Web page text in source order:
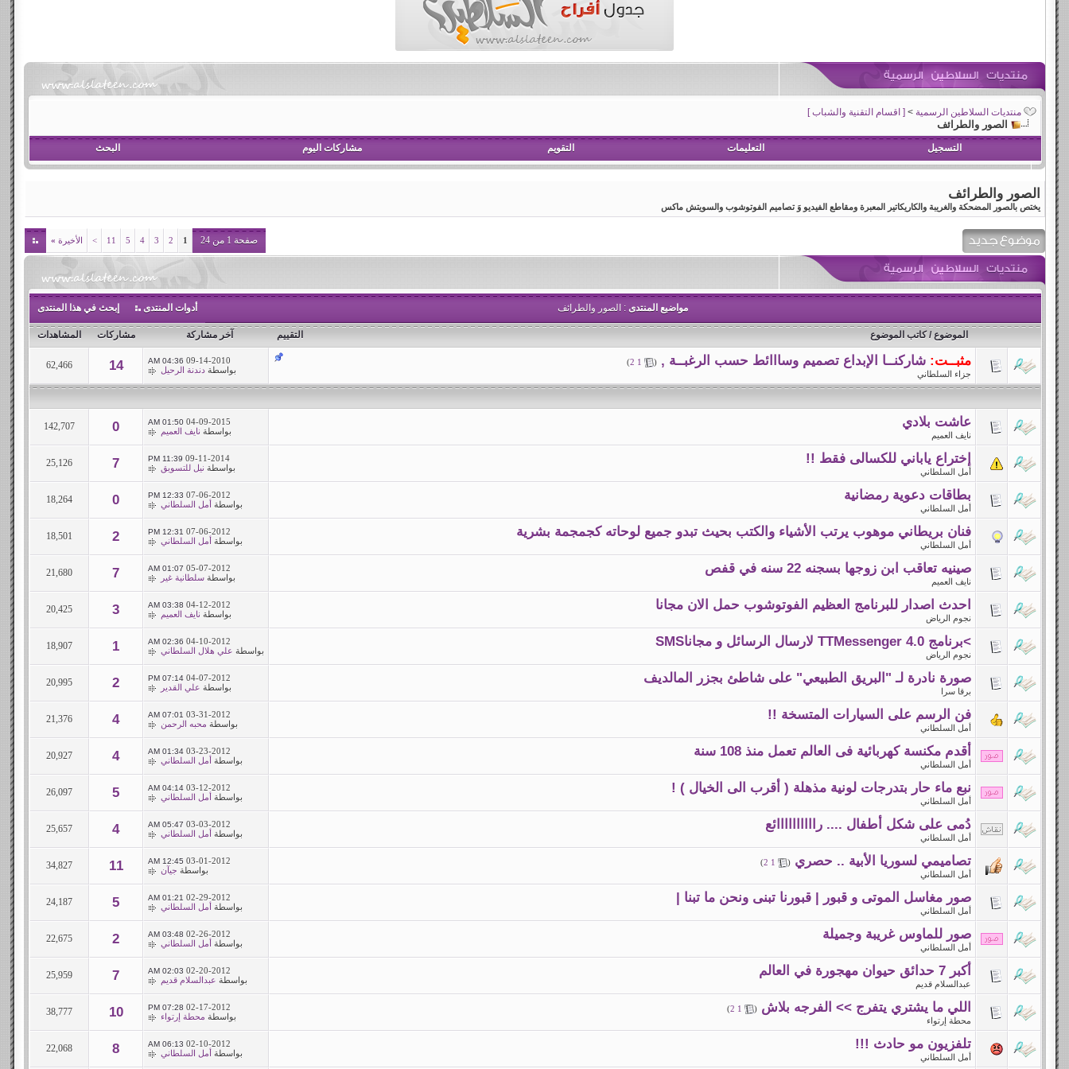
منتديات السلاطين الرسمية > [ اقسام التقنية والشباب ]
الصور والطرائف
التسجيل التعليمات التقويم مشاركات اليوم البحث
الصور والطرائف
يختص بالصور المضحكة والغريبة والكاريكاتير المعبرة ومقاطع الفيديو وَ تصاميم الفوتوشوب والسويتش ماكس
صفحة 1 من 24 1
2
3
4
5
11
> الأخيرة »
مواضيع المنتدى: الصور والطرائف أدوات المنتدى إبحث في هذا المنتدى
التقييم الموضوع/كاتب الموضوع آخر مشاركة مشاركات المشاهدات
مثبــت: شاركنــا الإبداع تصميم وسااائط حسب الرغبــة , (
1
2
)
جزاء السلطاني
09-14-2010
04:36 AM
بواسطةدندنة الرحيل 14
62,466
عاشت بلادي
نايف العميم
04-09-2015
01:50 AM
بواسطة نايف العميم 0
142,707
إختراع ياباني للكسالى فقط !!
أمل السلطاني
09-11-2014
11:39 PM
بواسطة نيل للتسويق 7
25,126
بطاقات دعوية رمضانية
أمل السلطاني
07-06-2012
12:33 PM
بواسطةأمل السلطاني 0
18,264
فنان بريطاني موهوب يرتب الأشياء والكتب بحيث تبدو جميع لوحاته كجمجمة بشرية
أمل السلطاني
07-06-2012
12:31 PM
بواسطةأمل السلطاني 2
18,501
صينيه تعاقب ابن زوجها بسجنه 22 سنه في قفص
نايف العميم
05-07-2012
01:07 AM
بواسطةسلطانية غير 7
21,680
احدث اصدار للبرنامج العظيم الفوتوشوب حمل الان مجانا
نجوم الرياض
04-12-2012
03:38 AM
بواسطة نايف العميم 3
20,425
>برنامج TTMessenger 4.0 لارسال الرسائل و مجاناSMS
نجوم الرياض
04-10-2012
02:36 AM
بواسطة علي هلال السلطاني 1
18,907
صورة نادرة لـ "البريق الطبيعي" على شاطئ بجزر المالديف
برقا سرا
04-07-2012
07:14 PM
بواسطة علي القدير 2
20,995
فن الرسم على السيارات المتسخة !!
أمل السلطاني
03-31-2012
07:01 AM
بواسطة محبه الرحمن 4
21,376
أقدم مكنسة كهربائية فى العالم تعمل منذ 108 سنة
أمل السلطاني
03-23-2012
01:34 AM
بواسطةأمل السلطاني 4
20,927
نبع ماء حار بتدرجات لونية مذهلة ( أقرب الى الخيال ) !
أمل السلطاني
03-12-2012
04:14 AM
بواسطةأمل السلطاني 5
26,097
دُمى على شكل أطفال .... راااااااااائع
أمل السلطاني
03-03-2012
05:47 AM
بواسطةأمل السلطاني 4
25,657
تصاميمي لسوريا الأبية .. حصري (
1
2
)
أمل السلطاني
03-01-2012
12:45 AM
بواسطة جيآن 11
34,827
صور مغاسل الموتى و قبور | قبورنا تبنى ونحن ما تبنا |
أمل السلطاني
02-29-2012
01:21 AM
بواسطةأمل السلطاني 5
24,187
صور للماوس غريبة وجميلة
أمل السلطاني
02-26-2012
03:48 AM
بواسطةأمل السلطاني 2
22,675
أكبر 7 حدائق حيوان مهجورة في العالم‎
عبدالسلام قديم
02-20-2012
02:03 AM
بواسطة عبدالسلام قديم 7
25,959
اللي ما يشتري يتفرج >> الفرجه بلاش (
1
2
)
محطة إرتواء
02-17-2012
07:28 PM
بواسطة محطة إرتواء 10
38,777
تلفزيون مو حادث !!!
أمل السلطاني
02-10-2012
06:13 AM
بواسطةأمل السلطاني 8
22,068